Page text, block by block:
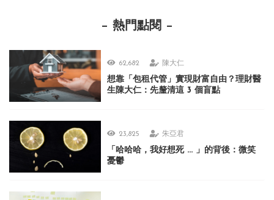
熱門點閱
62,682 陳大仁
想靠「包租代管」實現財富自由？理財醫
生陳大仁：先釐清這 3 個盲點
23,825 朱亞君
「哈哈哈，我好想死 ... 」的背後：微笑
憂鬱